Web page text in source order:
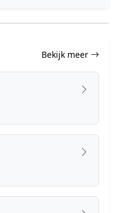
Bekijk meer